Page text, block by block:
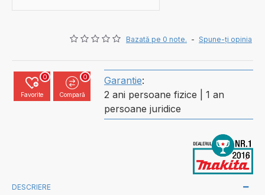
Bazată pe 0 note. - Spune-ţi opinia
Favorite
0
Compară
0 Garantie:
2 ani persoane fizice | 1 an
persoane juridice
DESCRIERE